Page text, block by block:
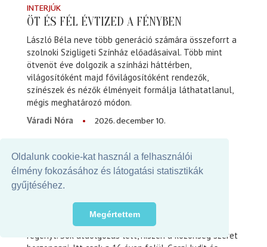
Oldalunk cookie-kat használ a felhasználói
élmény fokozásához és látogatási statisztikák
gyűjtéséhez.
Megértettem
INTERJÚK
ÖT ÉS FÉL ÉVTIZED A FÉNYBEN
László Béla neve több generáció számára összeforrt a
szolnoki Szigligeti Színház előadásaival. Több mint
ötvenöt éve dolgozik a színházi háttérben,
világosítóként majd fővilágosítóként rendezők,
színészek és nézők élményeit formálja láthatatlanul,
mégis meghatározó módon.
Váradi Nóra
2026. december 10.
MŰVÉSZEK ÍRTÁK
FRANKENSTEIN – AVAGY A MODERN
PROMÉTHEUSZ
baráttal, Lord Bayronnal írósdit játszottak. Mary 19
évesen így írta meg az ikonikussá vált Frankenstein
regényt. Sok átdolgozás lett, hiszen a közönség szeret